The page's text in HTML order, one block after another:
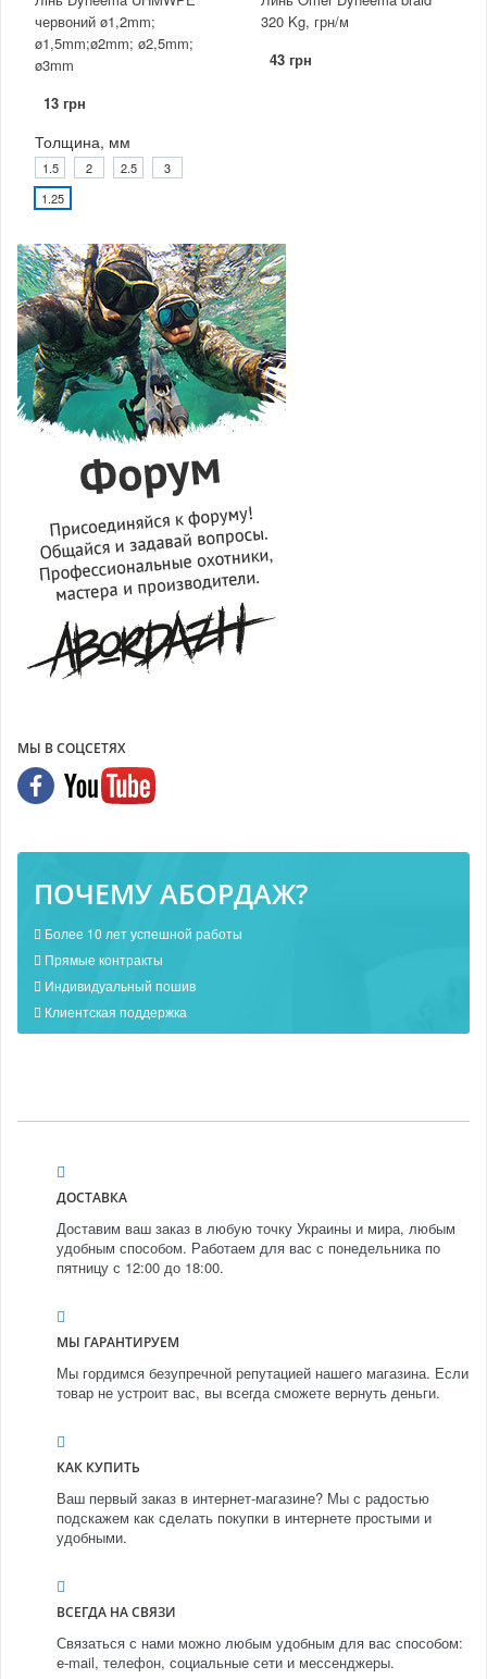
червоний ø1,2mm;
ø1,5mm;ø2mm; ø2,5mm;
ø3mm
13 грн
Толщина, мм
1.5 2 2.5
3
1.25
320 Kg, грн/м
43 грн
МЫ В СОЦСЕТЯХ
ПОЧЕМУ АБОРДАЖ?
Более 10 лет успешной работы
Прямые контракты
Индивидуальный пошив
Клиентская поддержка
ДОСТАВКА
Доставим ваш заказ в любую точку Украины и мира, любым
удобным способом. Работаем для вас с понедельника по
пятницу с 12:00 до 18:00.
МЫ ГАРАНТИРУЕМ
Мы гордимся безупречной репутацией нашего магазина. Если
товар не устроит вас, вы всегда сможете вернуть деньги.
КАК КУПИТЬ
Ваш первый заказ в интернет-магазине? Мы с радостью
подскажем как сделать покупки в интернете простыми и
удобными.
ВСЕГДА НА СВЯЗИ
Связаться с нами можно любым удобным для вас способом:
e-mail, телефон, социальные сети и мессенджеры.